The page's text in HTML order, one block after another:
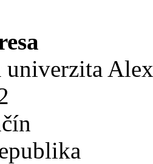
univerzita